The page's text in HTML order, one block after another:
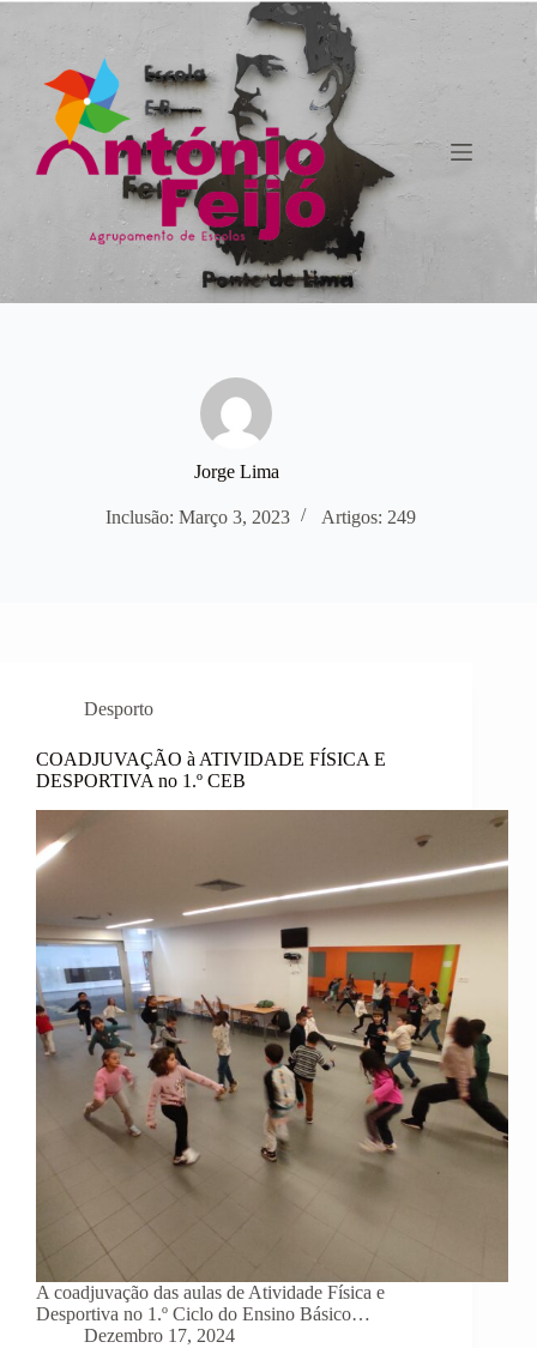
Pular
para
conteúdo
Jorge Lima
Inclusão: Março 3, 2023 Artigos: 249
Desporto
COADJUVAÇÃO à ATIVIDADE FÍSICA E
DESPORTIVA no 1.º CEB
A coadjuvação das aulas de Atividade Física e
Desportiva no 1.º Ciclo do Ensino Básico…
Dezembro 17, 2024